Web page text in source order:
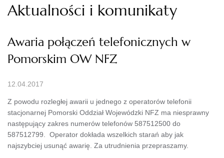
Aktualności i komunikaty
Awaria połączeń telefonicznych w
Pomorskim OW NFZ
12.04.2017
Z powodu rozległej awarii u jednego z operatorów telefonii
stacjonarnej Pomorski Oddział Wojewódzki NFZ ma niesprawny
następujący zakres numerów telefonów 587512500 do
587512799. Operator dokłada wszelkich starań aby jak
najszybciej usunąć awarię. Za utrudnienia przepraszamy.